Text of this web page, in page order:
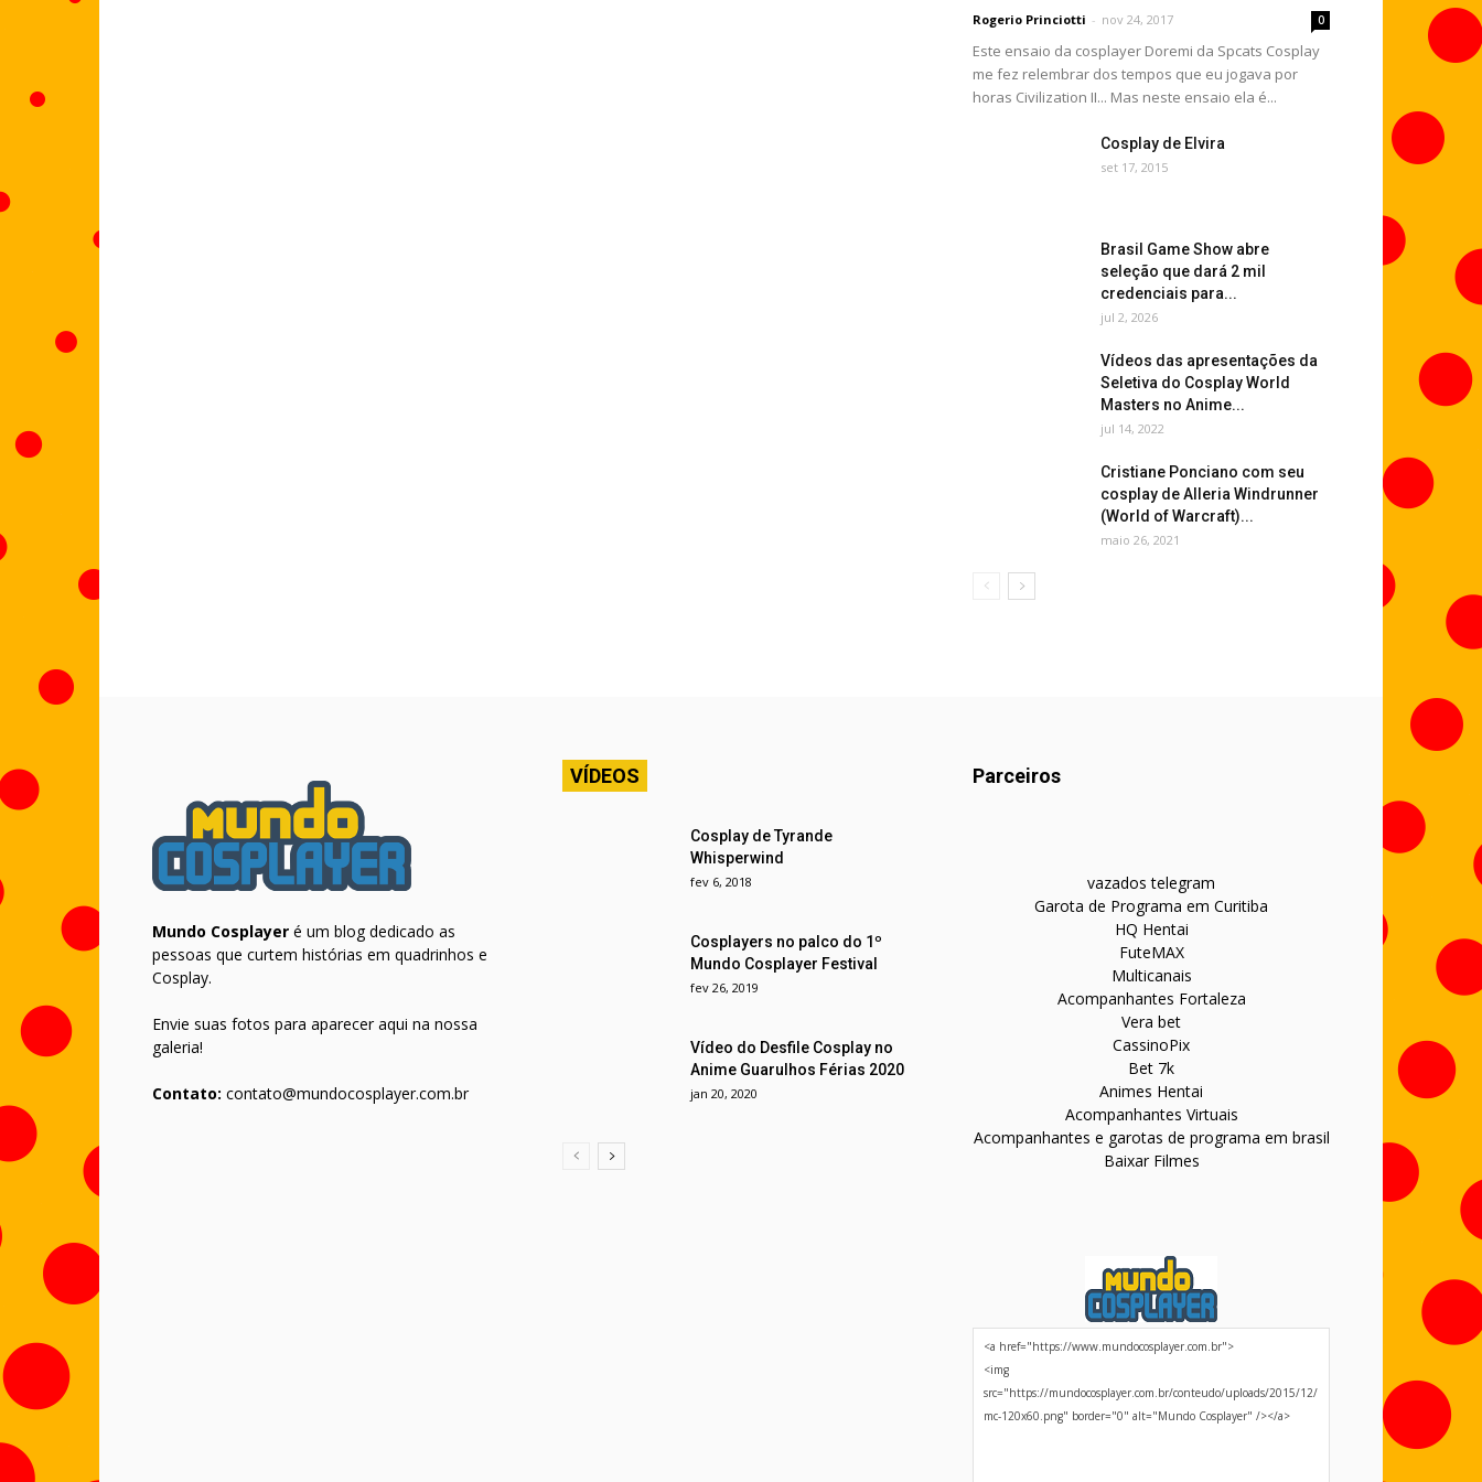
Rogerio Princiotti - nov 24, 2017 0
Este ensaio da cosplayer Doremi da Spcats Cosplay
me fez relembrar dos tempos que eu jogava por
horas Civilization II... Mas neste ensaio ela é...
Cosplay de Elvira
set 17, 2015
Brasil Game Show abre
seleção que dará 2 mil
credenciais para...
jul 2, 2026
Vídeos das apresentações da
Seletiva do Cosplay World
Masters no Anime...
jul 14, 2022
Cristiane Ponciano com seu
cosplay de Alleria Windrunner
(World of Warcraft)...
maio 26, 2021
Mundo Cosplayer é um blog dedicado as
pessoas que curtem histórias em quadrinhos e
Cosplay.
Envie suas fotos para aparecer aqui na nossa
galeria!
Contato: contato@mundocosplayer.com.br
VÍDEOS
Cosplay de Tyrande
Whisperwind
fev 6, 2018
Cosplayers no palco do 1º
Mundo Cosplayer Festival
fev 26, 2019
Vídeo do Desfile Cosplay no
Anime Guarulhos Férias 2020
jan 20, 2020
Parceiros
vazados telegram
Garota de Programa em Curitiba
HQ Hentai
FuteMAX
Multicanais
Acompanhantes Fortaleza
Vera bet
CassinoPix
Bet 7k
Animes Hentai
Acompanhantes Virtuais
Acompanhantes e garotas de programa em brasil
Baixar Filmes